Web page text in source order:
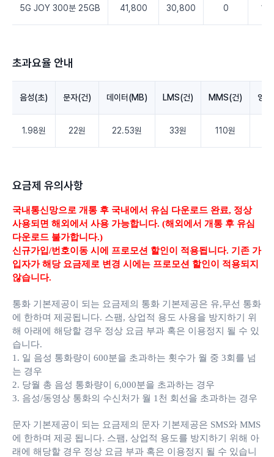
5G JOY 300분 25GB 41,800 30,800 0
초과요율 안내
음성(초) 문자(건) 데이터(MB) LMS(건) MMS(건) 영
1.98원 22원 22.53원 33원 110원
요금제 유의사항
국내통신망으로 개통 후 국내에서 유심 다운로드 완료, 정상
사용되면 해외에서 사용 가능합니다. (해외에서 개통 후 유심
다운로드 불가합니다.)
신규가입/번호이동 시에 프로모션 할인이 적용됩니다. 기존 가
입자가 해당 요금제로 변경 시에는 프로모션 할인이 적용되지
않습니다.
통화 기본제공이 되는 요금제의 통화 기본제공은 유,무선 통화
에 한하며 제공됩니다. 스팸, 상업적 용도 사용을 방지하기 위
해 아래에 해당할 경우 정상 요금 부과 혹은 이용정지 될 수 있
습니다.
1. 일 음성 통화량이 600분을 초과하는 횟수가 월 중 3회를 넘
는 경우
2. 당월 총 음성 통화량이 6,000분을 초과하는 경우
3. 음성/동영상 통화의 수신처가 월 1천 회선을 초과하는 경우
문자 기본제공이 되는 요금제의 문자 기본제공은 SMS와 MMS
에 한하며 제공 됩니다. 스팸, 상업적 용도를 방지하기 위해 아
래에 해당할 경우 정상 요금 부과 혹은 이용정지 될 수 있습니